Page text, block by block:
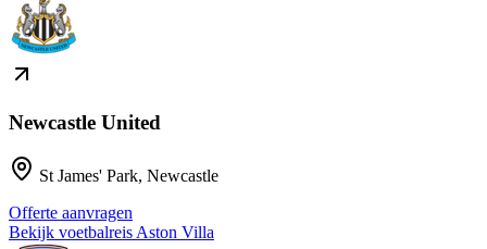
Newcastle United
St James' Park, Newcastle
Offerte aanvragen
Bekijk voetbalreis Aston Villa